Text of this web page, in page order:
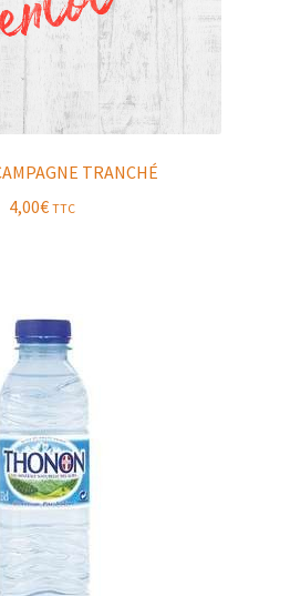
TRANCHÉ
4,00€ TTC